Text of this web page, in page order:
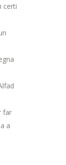
certi
far
a